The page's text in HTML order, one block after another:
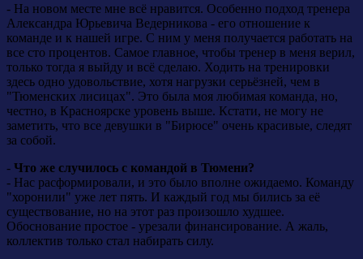
- На новом месте мне всё нравится. Особенно подход тренера
Александра Юрьевича Ведерникова - его отношение к
команде и к нашей игре. С ним у меня получается работать на
все сто процентов. Самое главное, чтобы тренер в меня верил,
только тогда я выйду и всё сделаю. Ходить на тренировки
здесь одно удовольствие, хотя нагрузки серьёзней, чем в
"Тюменских лисицах". Это была моя любимая команда, но,
честно, в Красноярске уровень выше. Кстати, не могу не
заметить, что все девушки в "Бирюсе" очень красивые, следят
за собой.
- Что же случилось с командой в Тюмени?
- Нас расформировали, и это было вполне ожидаемо. Команду
"хоронили" уже лет пять. И каждый год мы бились за её
существование, но на этот раз произошло худшее.
Обоснование простое - урезали финансирование. А жаль,
коллектив только стал набирать силу.